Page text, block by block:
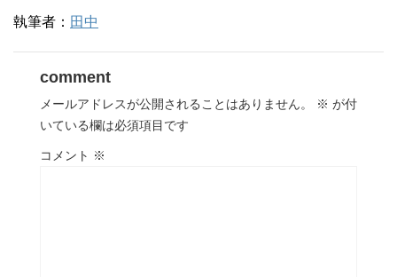
執筆者： 田中
comment
メールアドレスが公開されることはありません。 ※ が付
いている欄は必須項目です
コメント ※